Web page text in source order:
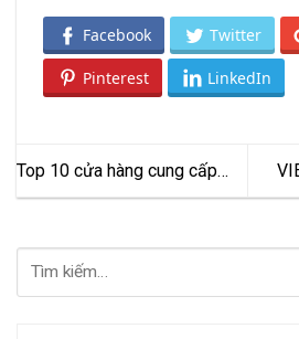
Facebook Twitter
Pinterest LinkedIn
Top 10 cửa hàng cung cấp
phuộc ô tô uy tín chính hãng